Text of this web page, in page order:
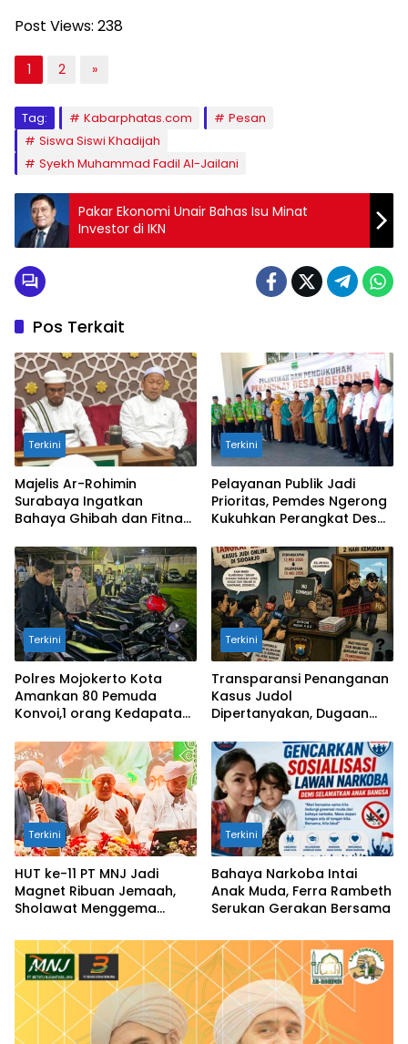
Post Views: 238
1 2 »
Tag: Kabarphatas.com
Pesan
Siswa Siswi Khadijah
Syekh Muhammad Fadil Al-Jailani
Pakar Ekonomi Unair Bahas Isu Minat
Investor di IKN
Pos Terkait
Terkini
Majelis Ar-Rohimin
Surabaya Ingatkan
Bahaya Ghibah dan Fitnah
Terkini
Pelayanan Publik Jadi
Prioritas, Pemdes Ngerong
Kukuhkan Perangkat Desa
Terkini
Polres Mojokerto Kota
Amankan 80 Pemuda
Konvoi,1 orang Kedapatan
Terkini
Transparansi Penanganan
Kasus Judol
Dipertanyakan, Dugaan
Mencuat
Terkini
HUT ke-11 PT MNJ Jadi
Magnet Ribuan Jemaah,
Sholawat Menggema
Terkini
Bahaya Narkoba Intai
Anak Muda, Ferra Rambeth
Serukan Gerakan Bersama